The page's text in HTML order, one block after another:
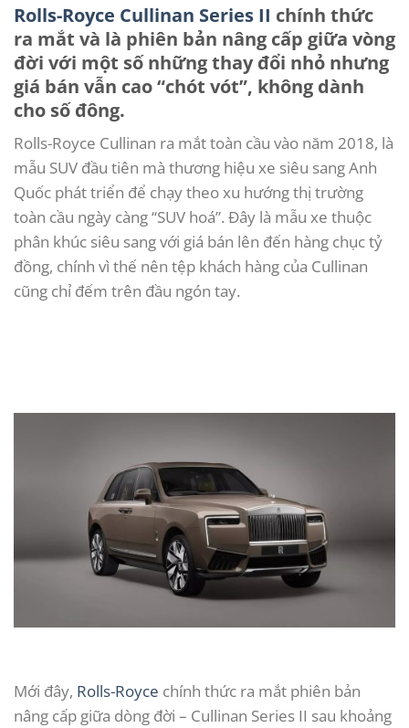
Rolls-Royce Cullinan Series II chính thức
ra mắt và là phiên bản nâng cấp giữa vòng
đời với một số những thay đổi nhỏ nhưng
giá bán vẫn cao “chót vót”, không dành
cho số đông.
Rolls-Royce Cullinan ra mắt toàn cầu vào năm 2018, là
mẫu SUV đầu tiên mà thương hiệu xe siêu sang Anh
Quốc phát triển để chạy theo xu hướng thị trường
toàn cầu ngày càng “SUV hoá”. Đây là mẫu xe thuộc
phân khúc siêu sang với giá bán lên đến hàng chục tỷ
đồng, chính vì thế nên tệp khách hàng của Cullinan
cũng chỉ đếm trên đầu ngón tay.
Mới đây, Rolls-Royce chính thức ra mắt phiên bản
nâng cấp giữa dòng đời – Cullinan Series II sau khoảng